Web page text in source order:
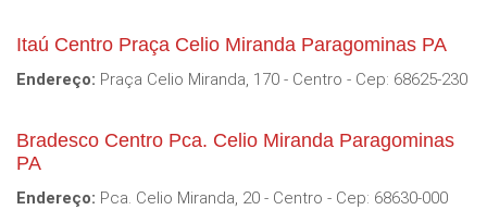
Itaú Centro Praça Celio Miranda Paragominas PA
Endereço: Praça Celio Miranda, 170 - Centro - Cep: 68625-230
Bradesco Centro Pca. Celio Miranda Paragominas
PA
Endereço: Pca. Celio Miranda, 20 - Centro - Cep: 68630-000